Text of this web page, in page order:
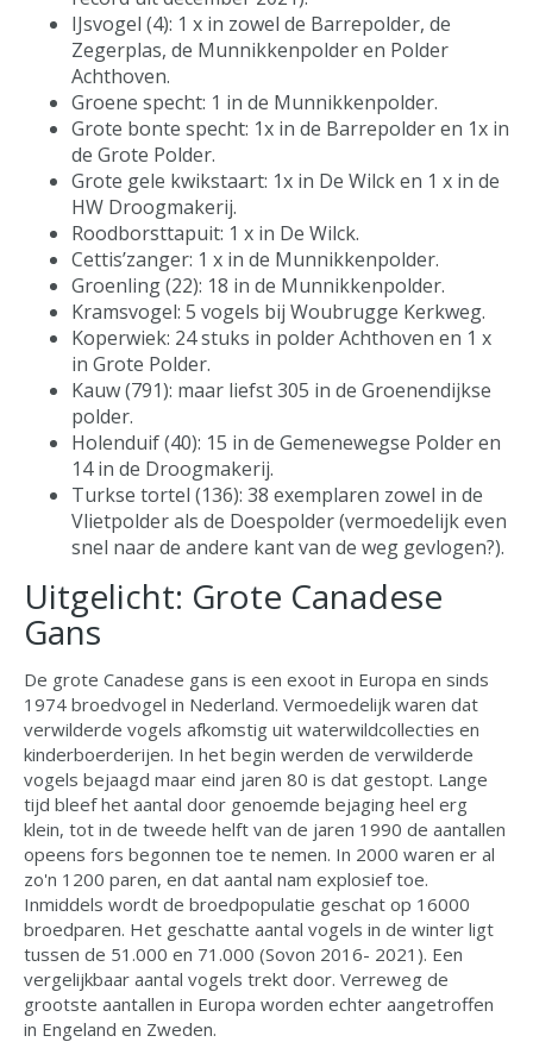
IJsvogel (4): 1 x in zowel de Barrepolder, de
Zegerplas, de Munnikkenpolder en Polder
Achthoven.
Groene specht: 1 in de Munnikkenpolder.
Grote bonte specht: 1x in de Barrepolder en 1x in
de Grote Polder.
Grote gele kwikstaart: 1x in De Wilck en 1 x in de
HW Droogmakerij.
Roodborsttapuit: 1 x in De Wilck.
Cettis’zanger: 1 x in de Munnikkenpolder.
Groenling (22): 18 in de Munnikkenpolder.
Kramsvogel: 5 vogels bij Woubrugge Kerkweg.
Koperwiek: 24 stuks in polder Achthoven en 1 x
in Grote Polder.
Kauw (791): maar liefst 305 in de Groenendijkse
polder.
Holenduif (40): 15 in de Gemenewegse Polder en
14 in de Droogmakerij.
Turkse tortel (136): 38 exemplaren zowel in de
Vlietpolder als de Doespolder (vermoedelijk even
snel naar de andere kant van de weg gevlogen?).
Uitgelicht: Grote Canadese
Gans
De grote Canadese gans is een exoot in Europa en sinds
1974 broedvogel in Nederland. Vermoedelijk waren dat
verwilderde vogels afkomstig uit waterwildcollecties en
kinderboerderijen. In het begin werden de verwilderde
vogels bejaagd maar eind jaren 80 is dat gestopt. Lange
tijd bleef het aantal door genoemde bejaging heel erg
klein, tot in de tweede helft van de jaren 1990 de aantallen
opeens fors begonnen toe te nemen. In 2000 waren er al
zo'n 1200 paren, en dat aantal nam explosief toe.
Inmiddels wordt de broedpopulatie geschat op 16000
broedparen. Het geschatte aantal vogels in de winter ligt
tussen de 51.000 en 71.000 (Sovon 2016- 2021). Een
vergelijkbaar aantal vogels trekt door. Verreweg de
grootste aantallen in Europa worden echter aangetroffen
in Engeland en Zweden.